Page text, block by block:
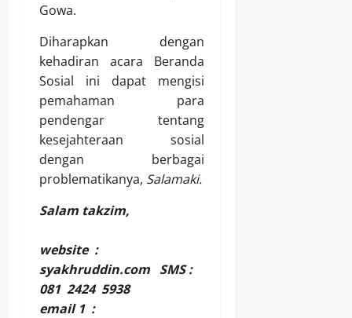
Gowa.
Diharapkan dengan
kehadiran acara Beranda
Sosial ini dapat mengisi
pemahaman para
pendengar tentang
kesejahteraan sosial
dengan berbagai
problematikanya, Salamaki.
Salam takzim,
website :
syakhruddin.com SMS :
081 2424 5938
email 1 :